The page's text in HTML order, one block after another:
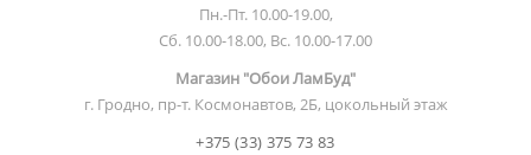
Пн.-Пт. 10.00-19.00,
Сб. 10.00-18.00, Вс. 10.00-17.00
Магазин "Обои ЛамБуд"
г. Гродно, пр-т. Космонавтов, 2Б, цокольный этаж
+375 (33) 375 73 83